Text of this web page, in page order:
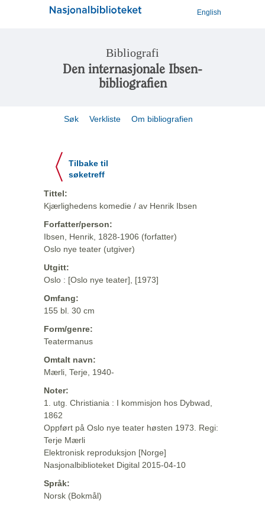
English
Bibliografi
Den internasjonale Ibsen-
bibliografien
Søk Verkliste Om bibliografien
Tilbake til
søketreff
Tittel:
Kjærlighedens komedie / av Henrik Ibsen
Forfatter/person:
Ibsen, Henrik, 1828-1906 (forfatter)
Oslo nye teater (utgiver)
Utgitt:
Oslo : [Oslo nye teater], [1973]
Omfang:
155 bl. 30 cm
Form/genre:
Teatermanus
Omtalt navn:
Mærli, Terje, 1940-
Noter:
1. utg. Christiania : I kommisjon hos Dybwad,
1862
Oppført på Oslo nye teater høsten 1973. Regi:
Terje Mærli
Elektronisk reproduksjon [Norge]
Nasjonalbiblioteket Digital 2015-04-10
Språk:
Norsk (Bokmål)